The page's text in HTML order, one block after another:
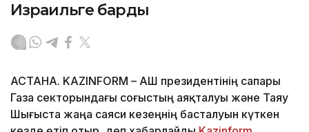
Израильге барды
АСТАНА. KAZINFORM – АҚШ президентінің сапары
Газа секторындағы соғыстың аяқталуы және Таяу
Шығыста жаңа саяси кезеңнің басталуын күткен